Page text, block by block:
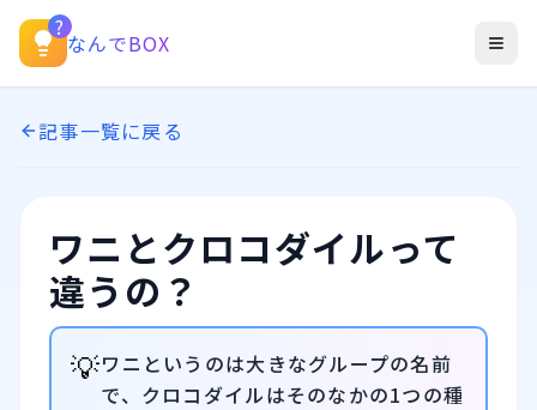
?
なんでBOX
記事一覧に戻る
ワニとクロコダイルって
違うの？
💡ワニというのは大きなグループの名前
で、クロコダイルはそのなかの1つの種